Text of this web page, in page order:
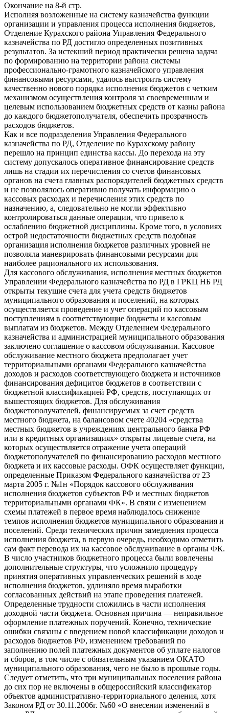
Окончание на 8-й стр.
Исполняя возложенные на систему казначейства функции
организации и управления процесса исполнения бюджетов,
Отделение Курахского района Управления Федерального
казначейства по РД достигло определенных позитивных
результатов. За истекший период практически решена задача
по формированию на территории района системы
профессионально-грамотного казначейского управления
финансовыми ресурсами, удалось выстроить систему
качественно нового порядка исполнения бюджетов с четким
механизмом осуществления контроля за своевременным и
целевым использованием бюджетных средств от казны района
до каждого бюджетополучателя, обеспечить прозрачность
расходов бюджетов.
Как и все подразделения Управления Федерального
казначейства по РД, Отделение по Курахскому району
перешло на принцип единства кассы. До перехода на эту
систему допускалось оперативное финансирование средств
лишь на стадии их перечисления со счетов финансовых
органов на счета главных распорядителей бюджетных средств
и не позволялось оперативно получать информацию о
кассовых расходах и перечисления этих средств по
назначению, а, следовательно не могли эффективно
контролироваться данные операции, что привело к
ослаблению бюджетной дисциплины. Кроме того, в условиях
острой недостаточности бюджетных средств подобная
организация исполнения бюджетов различных уровней не
позволяла маневрировать финансовыми ресурсами для
наиболее рационального их использования.
Для кассового обслуживания, исполнения местных бюджетов
Управлении Федерального казначейства по РД в ГРКЦ НБ РД
открыты текущие счета для учета средств бюджетов
муниципального образования и поселений, на которых
осуществляется проведение и учет операций по кассовым
поступлениям в соответствующие бюджеты и кассовым
выплатам из бюджетов. Между Отделением Федерального
казначейства и администрацией муниципального образования
заключено соглашение о кассовом обслуживании. Кассовое
обслуживание местного бюджета предполагает учет
территориальными органами Федерального казначейства
доходов и расходов соответствующего бюджета и источников
финансирования дефицитов бюджетов в соответствии с
бюджетной классификацией РФ, средств, поступающих от
вышестоящих бюджетов. Для обслуживания
бюджетополучателей, финансируемых за счет средств
местного бюджета, на балансовом счете 40204 «средства
местных бюджетов в учреждениях центрального банка РФ
или в кредитных организациях» открыты лицевые счета, на
которых осуществляется отражение учета операций
бюджетополучателей по финансированию расходов местного
бюджета и их кассовые расходы. ОФК осуществляет функции,
определенные Приказом Федерального казначейства от 23
марта 2005 г. №1н «Порядок кассового обслуживания
исполнения бюджетов субъектов РФ и местных бюджетов
территориальными органами ФК». В связи с изменением
схемы платежей в первое время наблюдалось снижение
темпов исполнения бюджетов муниципального образования и
поселений. Среди технических причин замедления процесса
исполнения бюджета, в первую очередь, необходимо отметить
сам факт перевода их на кассовое обслуживание в органы ФК.
В число участников бюджетного процесса были вовлечены
дополнительные структуры, что усложнило процедуру
принятия оперативных управленческих решений в ходе
исполнения бюджетов, удлиняло время выработки
согласованных действий на этапе проведения платежей.
Определенные трудности сложились в части исполнения
доходной части бюджета. Основная причина — неправильное
оформление платежных поручений. Конечно, технические
ошибки связаны с введением новой классификации доходов и
расходов бюджетов РФ, изменением требований по
заполнению полей платежных документов об уплате налогов
и сборов, в том числе с обязательным указанием ОКАТО
муниципального образования, чего не было в прошлые годы.
Следует отметить, что три муниципальных поселения района
до сих пор не включены в общероссийский классификатор
объектов административно-территориального деления, хотя
Законом РД от 30.11.2006г. №60 «О внесении изменений в